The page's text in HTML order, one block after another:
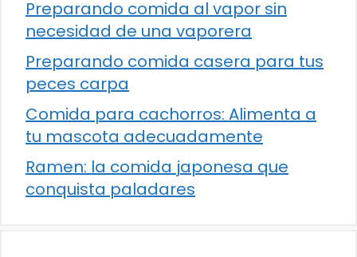
Preparando comida al vapor sin
necesidad de una vaporera
Preparando comida casera para tus
peces carpa
Comida para cachorros: Alimenta a
tu mascota adecuadamente
Ramen: la comida japonesa que
conquista paladares